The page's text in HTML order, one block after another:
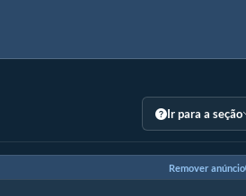
Ir para a seção
Remover anúncio